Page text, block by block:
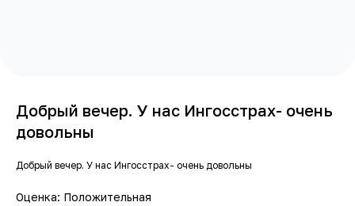
Добрый вечер. У нас Ингосстрах- очень
довольны
Добрый вечер. У нас Ингосстрах- очень довольны
Оценка: Положительная